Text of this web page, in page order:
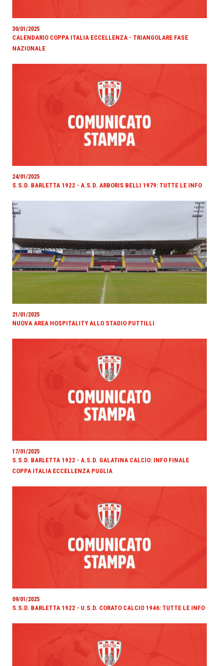
30/01/2025
CALENDARIO COPPA ITALIA ECCELLENZA - TRIANGOLARE FASE
NAZIONALE
24/01/2025
S.S.D. BARLETTA 1922 - A.S.D. ARBORIS BELLI 1979: TUTTE LE INFO
21/01/2025
NUOVA AREA HOSPITALITY ALLO STADIO PUTTILLI
17/01/2025
S.S.D. BARLETTA 1922 - A.S.D. GALATINA CALCIO: INFO FINALE
COPPA ITALIA ECCELLENZA PUGLIA
09/01/2025
S.S.D. BARLETTA 1922 - U.S.D. CORATO CALCIO 1946: TUTTE LE INFO